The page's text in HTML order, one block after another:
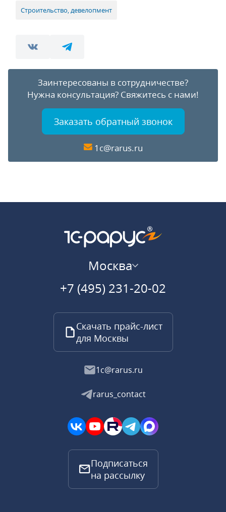
Строительство, девелопмент
Заинтересованы в сотрудничестве?
Нужна консультация? Свяжитесь с нами!
Заказать обратный звонок
1c@rarus.ru
Москва
+7 (495) 231-20-02
Скачать прайс-лист
для Москвы
1c@rarus.ru
rarus_contact
Подписаться
на рассылку